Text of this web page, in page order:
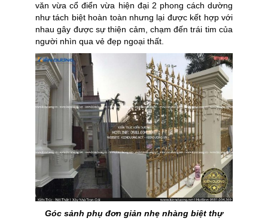
văn vừa cổ điển vừa hiện đại 2 phong cách dường
như tách biệt hoàn toàn nhưng lại được kết hợp với
nhau gây được sự thiện cảm, chạm đến trái tim của
người nhìn qua vẻ đẹp ngoại thất.
Góc sảnh phụ đơn giản nhẹ nhàng biệt thự